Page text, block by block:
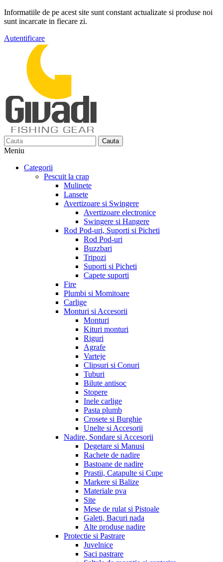
Informatiile de pe acest site sunt constant actualizate si produse noi
sunt incarcate in fiecare zi.
Autentificare
Cauta
Meniu
Categorii
Pescuit la crap
Mulinete
Lansete
Avertizoare si Swingere
Avertizoare electronice
Swingere si Hangere
Rod Pod-uri, Suporti si Picheti
Rod Pod-uri
Buzzbari
Tripozi
Suporti si Picheti
Capete suporti
Fire
Plumbi si Momitoare
Carlige
Monturi si Accesorii
Monturi
Kituri monturi
Riguri
Agrafe
Varteje
Clipsuri si Conuri
Tuburi
Bilute antisoc
Stopere
Inele carlige
Pasta plumb
Crosete si Burghie
Unelte si Accesorii
Nadire, Sondare si Accesorii
Degetare si Manusi
Rachete de nadire
Bastoane de nadire
Prastii, Catapulte si Cupe
Markere si Balize
Materiale pva
Site
Mese de rulat si Pistoale
Galeti, Bacuri nada
Alte produse nadire
Protectie si Pastrare
Juvelnice
Saci pastrare